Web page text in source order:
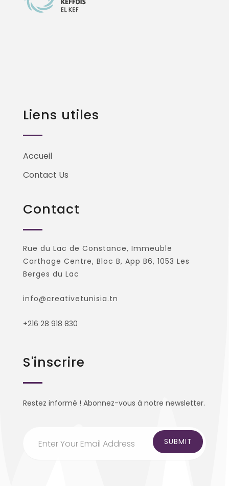
Liens utiles
Accueil
Contact Us
Contact
Rue du Lac de Constance, Immeuble
Carthage Centre, Bloc B, App B6, 1053 Les
Berges du Lac
info@creativetunisia.tn
+216 28 918 830
S'inscrire
Restez informé ! Abonnez-vous à notre newsletter.